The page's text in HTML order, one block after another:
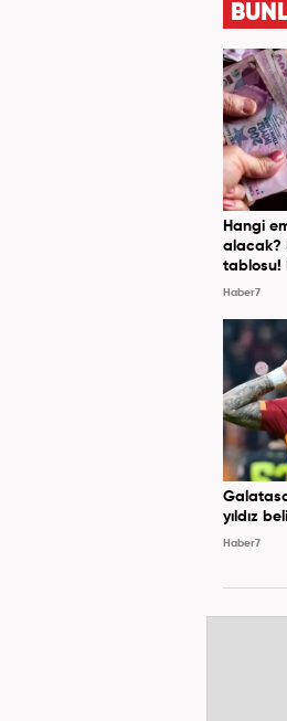
Hangi
alacak?
tablosu!
Haber7
yıldız
Haber7